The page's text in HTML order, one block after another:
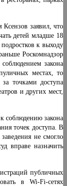
Ксензов заявил, что
детей младше 18
к выходу
Роскомнадзор
закона
местах, то
за точками доступа
и других мест,
соблюдению закона
точек доступа. В
не смогло
вправе назначить
публичных
в Wi-Fi-сетях